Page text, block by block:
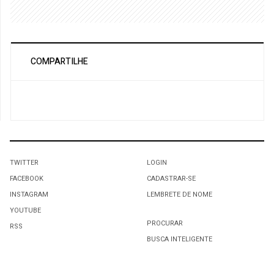
COMPARTILHE
TWITTER
FACEBOOK
INSTAGRAM
YOUTUBE
RSS
LOGIN
CADASTRAR-SE
LEMBRETE DE NOME
PROCURAR
BUSCA INTELIGENTE